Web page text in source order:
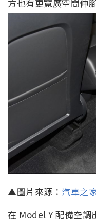
方也有更寬廣空間伸
▲圖片來源： 汽車之
在 Model Y 配備空調